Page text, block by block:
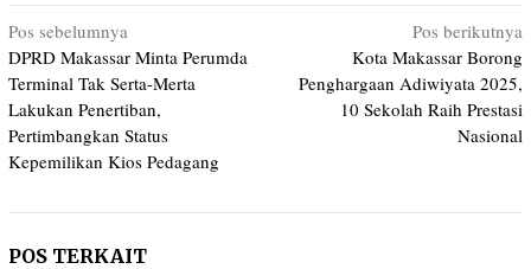
Navigasi
pos
Pos sebelumnya
DPRD Makassar Minta Perumda
Terminal Tak Serta-Merta
Lakukan Penertiban,
Pertimbangkan Status
Kepemilikan Kios Pedagang
Pos berikutnya
Kota Makassar Borong
Penghargaan Adiwiyata 2025,
10 Sekolah Raih Prestasi
Nasional
POS TERKAIT